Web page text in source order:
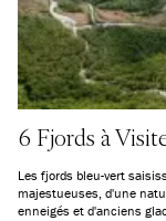
6 Fjords à
Les fjords bleu-vert
majestueuses, d'une
enneigés et d'anciens